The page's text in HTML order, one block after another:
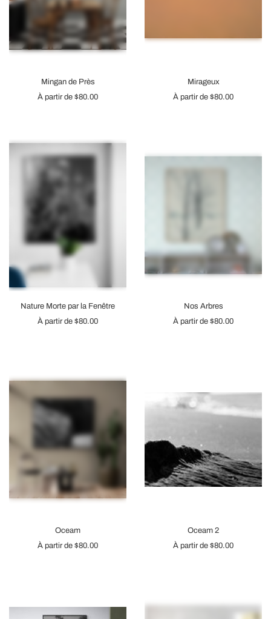
Mingan de Près
À partir de $80.00
Mirageux
À partir de $80.00
Nature Morte par la Fenêtre
À partir de $80.00
Nos Arbres
À partir de $80.00
Oceam
À partir de $80.00
Oceam 2
À partir de $80.00